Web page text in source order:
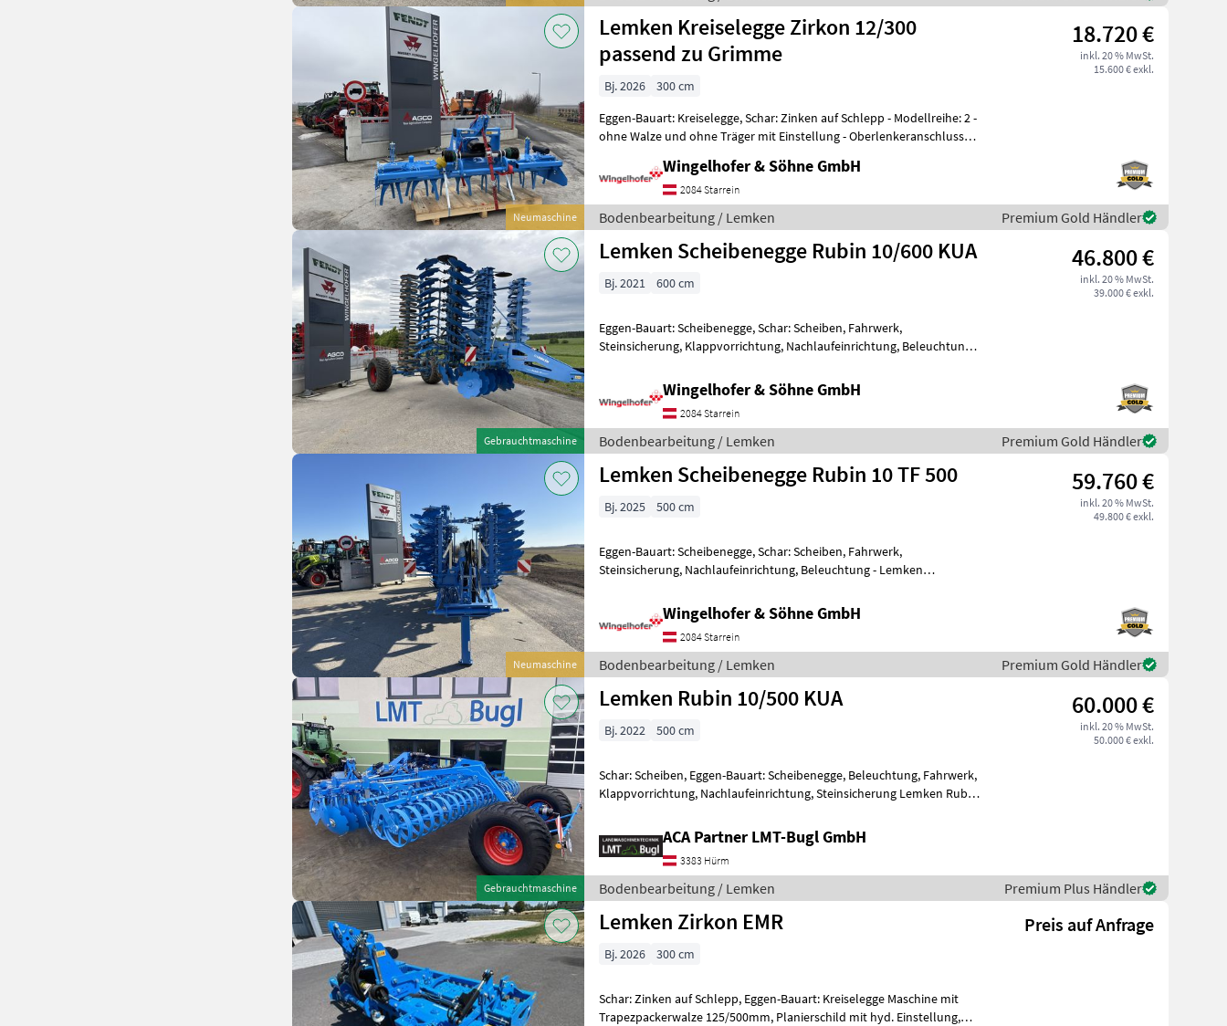
Neumaschine
Lemken Kreiselegge Zirkon 12/300
passend zu Grimme
18.720 €
inkl. 20 % MwSt.
15.600 € exkl.
Bj. 2026
300 cm
Eggen-Bauart: Kreiselegge, Schar: Zinken auf Schlepp - Modellreihe: 2 -
ohne Walze und ohne Träger mit Einstellung - Oberlenkeranschluss
Wingelhofer & Söhne GmbH
2084 Starrein
Bodenbearbeitung / Lemken Premium Gold Händler
Gebrauchtmaschine
Lemken Scheibenegge Rubin 10/600 KUA 46.800 €
inkl. 20 % MwSt.
39.000 € exkl.
Bj. 2021 600 cm
Eggen-Bauart: Scheibenegge, Schar: Scheiben, Fahrwerk,
Steinsicherung, Klappvorrichtung, Nachlaufeinrichtung, Beleuchtung -
Wingelhofer & Söhne GmbH
2084 Starrein
Bodenbearbeitung / Lemken Premium Gold Händler
Neumaschine
Lemken Scheibenegge Rubin 10 TF 500 59.760 €
inkl. 20 % MwSt.
49.800 € exkl.
Bj. 2025 500 cm
Eggen-Bauart: Scheibenegge, Schar: Scheiben, Fahrwerk,
Steinsicherung, Nachlaufeinrichtung, Beleuchtung - Lemken
Wingelhofer & Söhne GmbH
2084 Starrein
Bodenbearbeitung / Lemken Premium Gold Händler
Gebrauchtmaschine
Lemken Rubin 10/500 KUA 60.000 €
inkl. 20 % MwSt.
50.000 € exkl.
Bj. 2022 500 cm
Schar: Scheiben, Eggen-Bauart: Scheibenegge, Beleuchtung, Fahrwerk,
Klappvorrichtung, Nachlaufeinrichtung, Steinsicherung Lemken Rubin
ACA Partner LMT-Bugl GmbH
3383 Hürm
Bodenbearbeitung / Lemken Premium Plus Händler
Lemken Zirkon EMR Preis auf Anfrage
Bj. 2026 300 cm
Schar: Zinken auf Schlepp, Eggen-Bauart: Kreiselegge Maschine mit
Trapezpackerwalze 125/500mm, Planierschild mit hyd. Einstellung,